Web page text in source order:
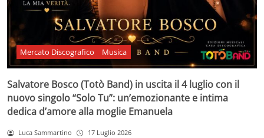
Mercato Discografico Musica
Salvatore Bosco (Totò Band) in uscita il 4 luglio con il
nuovo singolo “Solo Tu”: un’emozionante e intima
dedica d’amore alla moglie Emanuela
Luca Sammartino 17 Luglio 2026